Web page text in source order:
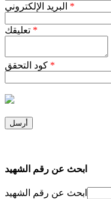
*
*
*
ابحث عن رقم الشهيد
ابحث عن رقم الشهيد